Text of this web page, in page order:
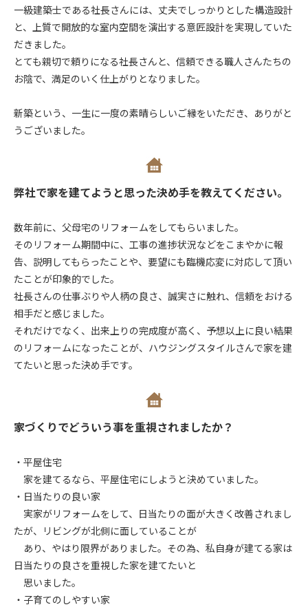
一級建築士である社長さんには、丈夫でしっかりとした構造設計
と、上質で開放的な室内空間を演出する意匠設計を実現していた
だきました。
とても親切で頼りになる社長さんと、信頼できる職人さんたちの
お陰で、満足のいく仕上がりとなりました。
新築という、一生に一度の素晴らしいご縁をいただき、ありがと
うございました。
弊社で家を建てようと思った決め手を教えてください。
数年前に、父母宅のリフォームをしてもらいました。
そのリフォーム期間中に、工事の進捗状況などをこまやかに報
告、説明してもらったことや、要望にも臨機応変に対応して頂い
たことが印象的でした。
社長さんの仕事ぶりや人柄の良さ、誠実さに触れ、信頼をおける
相手だと感じました。
それだけでなく、出来上りの完成度が高く、予想以上に良い結果
のリフォームになったことが、ハウジングスタイルさんで家を建
てたいと思った決め手です。
家づくりでどういう事を重視されましたか？
・平屋住宅
家を建てるなら、平屋住宅にしようと決めていました。
・日当たりの良い家
実家がリフォームをして、日当たりの面が大きく改善されまし
たが、リビングが北側に面していることが
あり、やはり限界がありました。その為、私自身が建てる家は
日当たりの良さを重視した家を建てたいと
思いました。
・子育てのしやすい家